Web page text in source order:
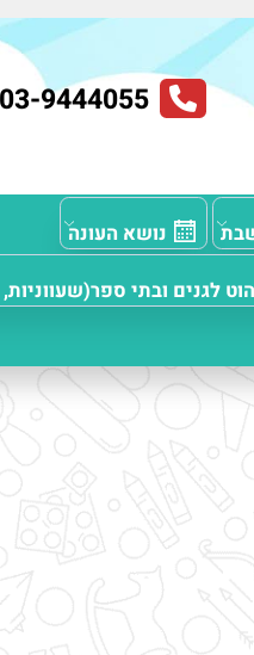
03-9444055
נושא העונה
לגנים ובתי ספר(שעווניות,